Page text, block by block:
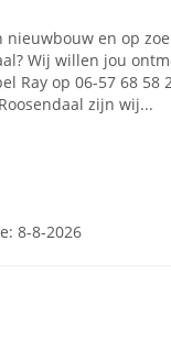
en op
Wij willen jou
Ray op 06-57 68 58
zijn wij...
8-8-2026